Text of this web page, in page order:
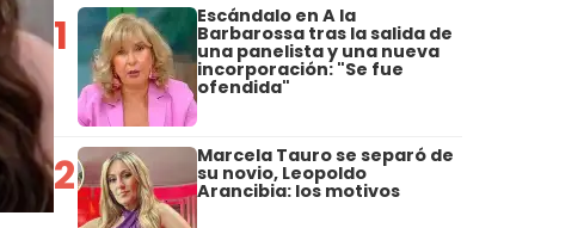
1 Escándalo en A la
Barbarossa tras la salida de
una panelista y una nueva
incorporación: "Se fue
ofendida"
2 Marcela Tauro se separó de
su novio, Leopoldo
Arancibia: los motivos